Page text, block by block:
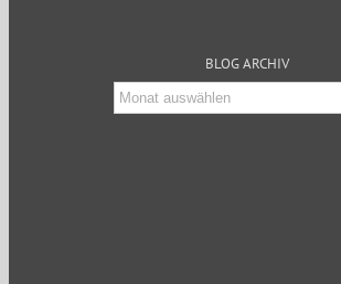
BLOG ARCHIV
Blog
Archiv